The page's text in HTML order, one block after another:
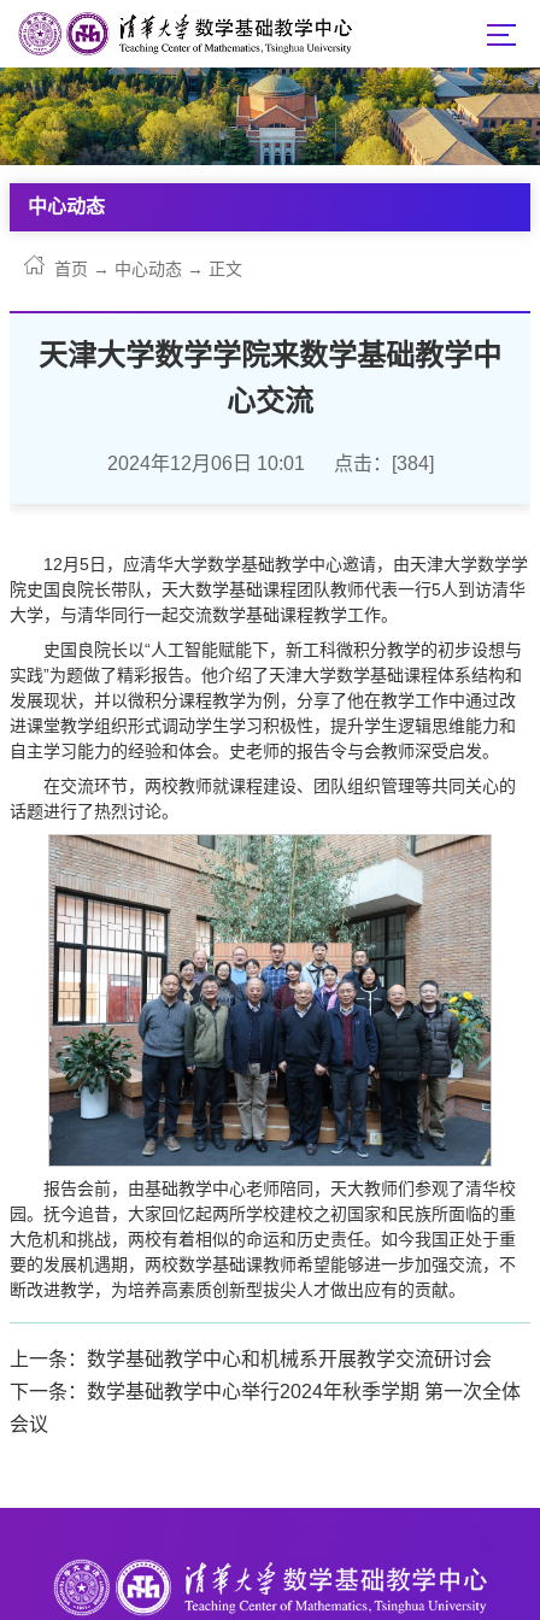
中心动态
首页 → 中心动态 → 正文
天津大学数学学院来数学基础教学中
心交流
2024年12月06日 10:01 点击：[384]
12月5日，应清华大学数学基础教学中心邀请，由天津大学数学学
院史国良院长带队，天大数学基础课程团队教师代表一行5人到访清华
大学，与清华同行一起交流数学基础课程教学工作。
史国良院长以“人工智能赋能下，新工科微积分教学的初步设想与
实践”为题做了精彩报告。他介绍了天津大学数学基础课程体系结构和
发展现状，并以微积分课程教学为例，分享了他在教学工作中通过改
进课堂教学组织形式调动学生学习积极性，提升学生逻辑思维能力和
自主学习能力的经验和体会。史老师的报告令与会教师深受启发。
在交流环节，两校教师就课程建设、团队组织管理等共同关心的
话题进行了热烈讨论。
报告会前，由基础教学中心老师陪同，天大教师们参观了清华校
园。抚今追昔，大家回忆起两所学校建校之初国家和民族所面临的重
大危机和挑战，两校有着相似的命运和历史责任。如今我国正处于重
要的发展机遇期，两校数学基础课教师希望能够进一步加强交流，不
断改进教学，为培养高素质创新型拔尖人才做出应有的贡献。
上一条：数学基础教学中心和机械系开展教学交流研讨会
下一条：数学基础教学中心举行2024年秋季学期 第一次全体
会议